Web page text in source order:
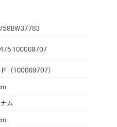
100069707
（100069707）
ム